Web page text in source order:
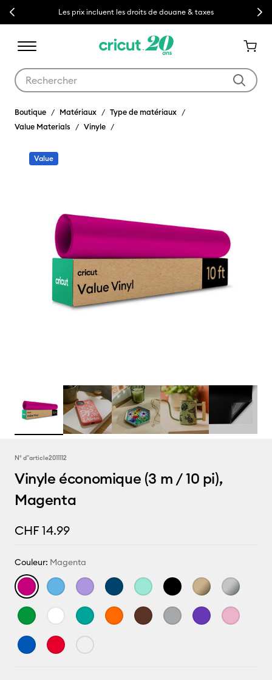
Previous Les prix incluent les droits de douane & taxes Next
Boutique Matériaux
Type de matériaux
Value Materials
Vinyle
Value
N° d''article2011112
Vinyle économique (3 m / 10 pi),
Magenta
CHF 14.99
Couleur: Magenta